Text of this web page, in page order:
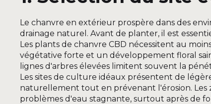
Le chanvre en extérieur prospère dans des
drainage naturel. Avant de planter, il est
Les plants de chanvre CBD nécessitent au
végétative forte et un développement floral
lignes d'arbres élevées limitent souvent la
Les sites de culture idéaux présentent de
naturellement tout en prévenant l'érosion. Les
problèmes d'eau stagnante, surtout après de